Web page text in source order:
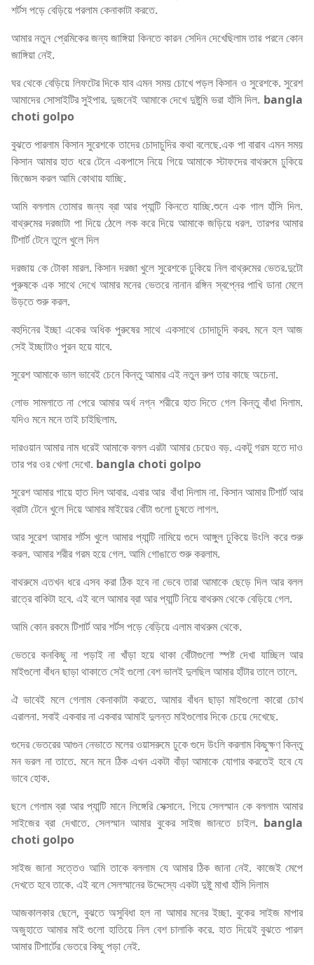
শর্টস পড়ে বেড়িয়ে পরলাম কেনাকাটা করতে.
আমার নতুন প্রেমিকের জন্য জাঙ্গিয়া কিনতে কারন সেদিন দেখেছিলাম তার পরনে কোন
জাঙ্গিয়া নেই.
ঘর থেকে বেড়িয়ে লিফটের দিকে যাব এমন সময় চোখে পড়ল কিসান ও সুরেশকে. সুরেশ
আমাদের সোসাইটির সুইপার. দুজনেই আমাকে দেখে দুষ্টুমি ভরা হাঁসি দিল. bangla
choti golpo
বুঝতে পারলাম কিসান সুরেশকে তাদের চোদাচুদির কথা বলেছে.এক পা বারাব এমন সময়
কিসান আমার হাত ধরে টেনে একপাসে নিয়ে গিয়ে আমাকে স্টাফদের বাথরুমে ঢুকিয়ে
জিজ্ঞেস করল আমি কোথায় যাচ্ছি.
আমি বললাম তোমার জন্য ব্রা আর প্যান্টি কিনতে যাচ্ছি.শুনে এক গাল হাঁসি দিল.
বাথ্রুমের দরজাটা পা দিয়ে ঠেলে লক করে দিয়ে আমাকে জড়িয়ে ধরল. তারপর আমার
টিশার্ট টেনে তুলে খুলে দিল
দরজায় কে টোকা মারল. কিসান দরজা খুলে সুরেশকে ঢুকিয়ে নিল বাথ্রুমের ভেতর.দুটো
পুরুষকে এক সাথে দেখে আমার মনের ভেতরে নানান রঙ্গিন স্বপ্নের পাখি ডানা মেলে
উড়তে শুরু করল.
বহুদিনের ইচ্ছা একের অধিক পুরুষের সাথে একসাথে চোদাচুদি করব. মনে হল আজ
সেই ইচ্ছাটাও পুরন হয়ে যাবে.
সুরেশ আমাকে ভাল ভাবেই চেনে কিন্তু আমার এই নতুন রুপ তার কাছে অচেনা.
লোভ সামলাতে না পেরে আমার অর্ধ নগ্ন শরীরে হাত দিতে গেল কিন্তু বাঁধা দিলাম.
যদিও মনে মনে তাই চাইছিলাম.
দারওয়ান আমার নাম ধরেই আমাকে বলল এরটা আমার চেয়েও বড়. একটু গরম হতে দাও
তার পর ওর খেলা দেখো. bangla choti golpo
সুরেশ আমার গায়ে হাত দিল আবার. এবার আর বাঁধা দিলাম না. কিসান আমার টিশার্ট আর
ব্রাটা টেনে খুলে দিয়ে আমার মাইয়ের বোঁটা গুলো চুষতে লাগল.
আর সুরেশ আমার শর্টস খুলে আমার প্যান্টি নামিয়ে গুদে আঙ্গুল ঢুকিয়ে উংলি করে শুরু
করল. আমার শরীর গরম হয়ে গেল. আমি গোঙাতে শুরু করলাম.
বাথরুমে এতখন ধরে এসব করা ঠিক হবে না ভেবে তারা আমাকে ছেড়ে দিল আর বলল
রাত্রে বাকিটা হবে. এই বলে আমার ব্রা আর প্যান্টি নিয়ে বাথরুম থেকে বেড়িয়ে গেল.
আমি কোন রকমে টিশার্ট আর শর্টস পড়ে বেড়িয়ে এলাম বাথরুম থেকে.
ভেতরে কনকিছু না পড়াই না খাঁড়া হয়ে থাকা বোঁটাগুলো স্পষ্ট দেখা যাচ্ছিল আর
মাইগুলো বাঁধন ছাড়া থাকাতে সেই গুলো বেশ ভালই দুলছিল আমার হাঁটার তালে তালে.
ঐ ভাবেই মলে গেলাম কেনাকাটা করতে. আমার বাঁধন ছাড়া মাইগুলো কারো চোখ
এরালনা. সবাই একবার না একবার আমাই দুলন্ত মাইগুলোর দিকে চেয়ে দেখেছে.
গুদের ভেতরের আগুন নেভাতে মলের ওয়াসরুমে ঢুকে গুদে উংলি করলাম কিছুক্ষণ কিন্তু
মন ভরল না তাতে. মনে মনে ঠিক এখন একটা বাঁড়া আমাকে যোগার করতেই হবে যে
ভাবে হোক.
ছলে গেলাম ব্রা আর প্যান্টি মানে লিঙ্গেরি সেক্সানে. গিয়ে সেলস্মান কে বললাম আমার
সাইজের ব্রা দেখাতে. সেলস্মান আমার বুকের সাইজ জানতে চাইল. bangla
choti golpo
সাইজ জানা সত্তেও আমি তাকে বললাম যে আমার ঠিক জানা নেই. কাজেই মেপে
দেখতে হবে তাকে. এই বলে সেলস্মানের উদ্দেস্যে একটা দুষ্টু মাখা হাঁসি দিলাম
আজকালকার ছেলে, বুঝতে অসুবিধা হল না আমার মনের ইচ্ছা. বুকের সাইজ মাপার
অজুহাতে আমার মাই গুলো হাতিয়ে নিল বেশ চালাকি করে. হাত দিয়েই বুঝতে পারল
আমার টিশার্টের ভেতরে কিছু পড়া নেই.